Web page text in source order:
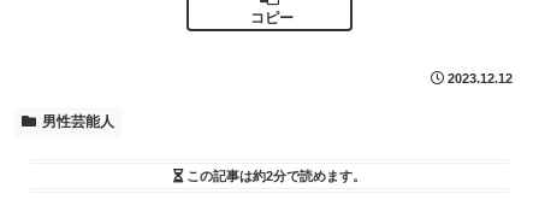
コピー
2023.12.12
男性芸能人
この記事は約2分で読めます。